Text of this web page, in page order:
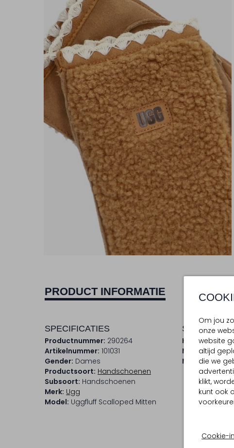
Om jou
onze
website
altijd
die we
klikt,
kunt ook
Cookie-
PRODUCT INFORMATIE
SPECIFICATIES
Productnummer: 290264
Artikelnummer: 101031
Gender: Dames
Productsoort: Handschoenen
Subsoort: Handschoenen
Merk: Ugg
Model: Uggfluff Scalloped Mitten
Kleur: Cognac
Materiaal
Materiaal